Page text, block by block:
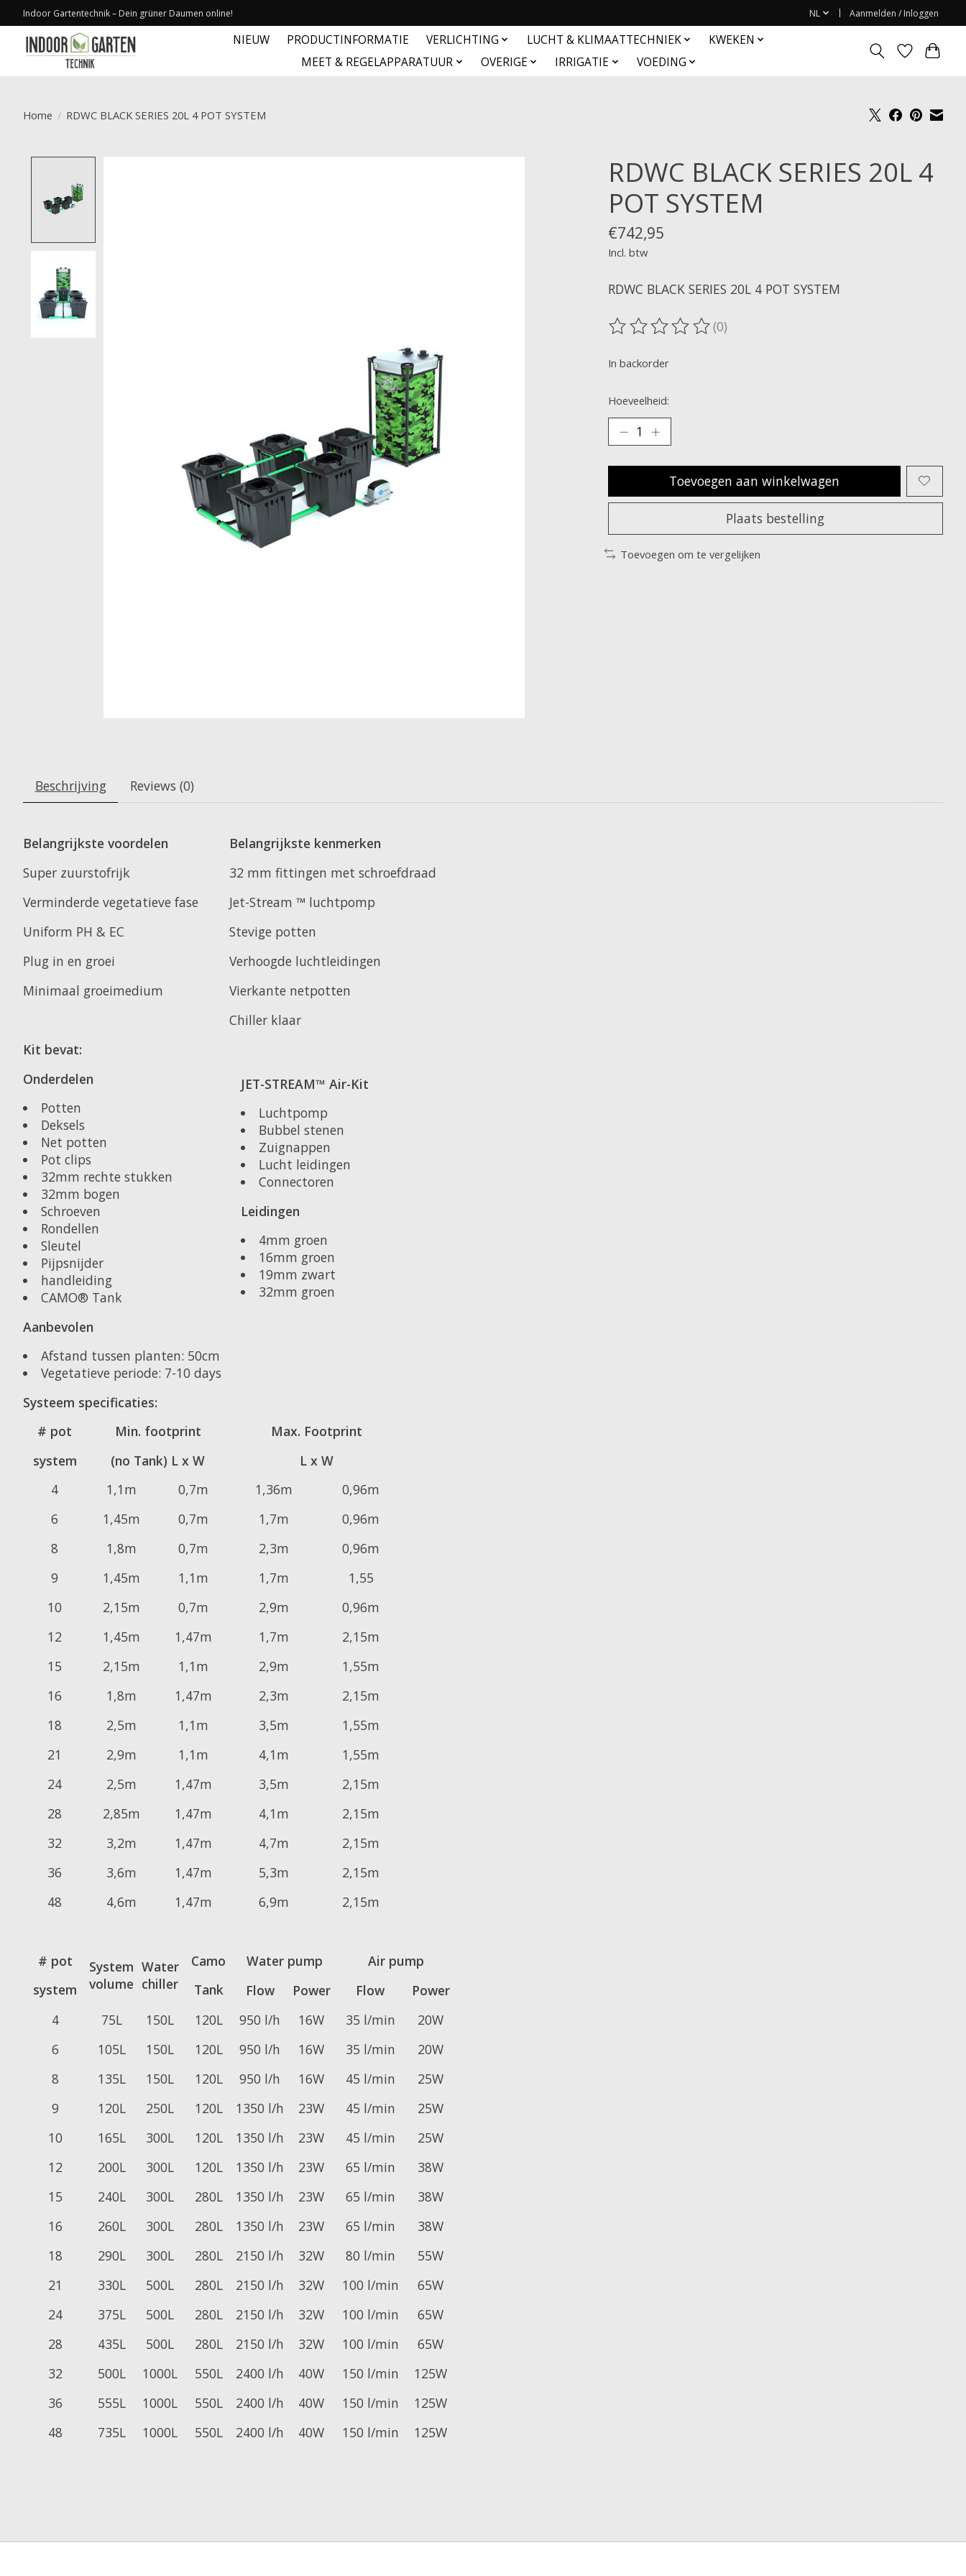
Indoor Gartentechnik – Dein grüner Daumen online! NL Aanmelden / Inloggen
NIEUW PRODUCTINFORMATIE VERLICHTING LUCHT & KLIMAATTECHNIEK
KWEKEN
MEET & REGELAPPARATUUR
OVERIGE IRRIGATIE VOEDING
Home / RDWC BLACK SERIES 20L 4 POT SYSTEM
RDWC BLACK SERIES 20L 4
POT SYSTEM
€742,95
Incl. btw
RDWC BLACK SERIES 20L 4 POT SYSTEM
De beoordeling van dit product is
(0)
In backorder
Hoeveelheid:
Toevoegen aan winkelwagen
Plaats bestelling
Toevoegen om te vergelijken
Beschrijving Reviews (0)
Belangrijkste voordelen
Belangrijkste kenmerken
Super zuurstofrijk
32 mm fittingen met schroefdraad
Verminderde vegetatieve fase
Jet-Stream ™ luchtpomp
Uniform PH & EC
Stevige potten
Plug in en groei
Verhoogde luchtleidingen
Minimaal groeimedium
Vierkante netpotten
Chiller klaar
Kit bevat:
Onderdelen
Potten
Deksels
Net potten
Pot clips
32mm rechte stukken
32mm bogen
Schroeven
Rondellen
Sleutel
Pijpsnijder
handleiding
CAMO® Tank
JET-STREAM™ Air-Kit
Luchtpomp
Bubbel stenen
Zuignappen
Lucht leidingen
Connectoren
Leidingen
4mm groen
16mm groen
19mm zwart
32mm groen
Aanbevolen
Afstand tussen planten: 50cm
Vegetatieve periode: 7-10 days
Systeem specificaties:
# pot
system
Min. footprint
(no Tank) L x W
Max. Footprint
L x W
4
1,1m 0,7m 1,36m
0,96m
6
1,45m 0,7m 1,7m
0,96m
8
1,8m 0,7m 2,3m
0,96m
9
1,45m 1,1m 1,7m
1,55
10
2,15m 0,7m 2,9m
0,96m
12
1,45m 1,47m 1,7m
2,15m
15
2,15m 1,1m 2,9m
1,55m
16
1,8m 1,47m 2,3m
2,15m
18
2,5m 1,1m 3,5m
1,55m
21
2,9m 1,1m 4,1m
1,55m
24
2,5m 1,47m 3,5m
2,15m
28
2,85m 1,47m 4,1m
2,15m
32
3,2m 1,47m 4,7m
2,15m
36
3,6m 1,47m 5,3m
2,15m
48
4,6m 1,47m 6,9m 2,15m
# pot
system
System
volume
Water
chiller
Camo
Tank
Water pump
Air pump
Flow
Power Flow
Power
4
75L 150L 120L 950 l/h 16W 35 l/min
20W
6
105L 150L 120L 950 l/h 16W 35 l/min
20W
8
135L 150L 120L 950 l/h 16W 45 l/min
25W
9
120L 250L 120L 1350 l/h 23W 45 l/min
25W
10
165L 300L 120L 1350 l/h 23W 45 l/min
25W
12
200L 300L 120L 1350 l/h 23W 65 l/min
38W
15
240L 300L 280L 1350 l/h 23W 65 l/min
38W
16
260L 300L 280L 1350 l/h 23W 65 l/min
38W
18
290L 300L 280L 2150 l/h 32W 80 l/min
55W
21
330L 500L 280L 2150 l/h 32W 100 l/min
65W
24
375L 500L 280L 2150 l/h 32W 100 l/min
65W
28
435L 500L 280L 2150 l/h 32W 100 l/min
65W
32
500L 1000L 550L 2400 l/h 40W 150 l/min
125W
36
555L 1000L 550L 2400 l/h 40W 150 l/min
125W
48
735L 1000L 550L 2400 l/h 40W 150 l/min 125W